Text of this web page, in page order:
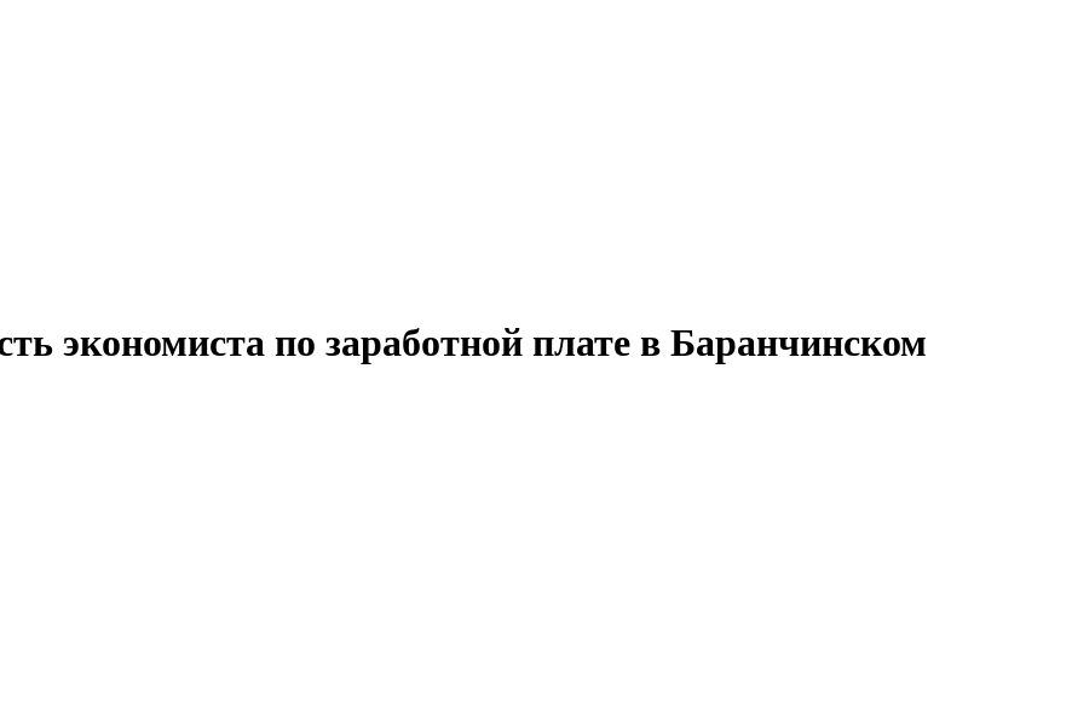
экономиста по заработной плате в Баранчинском